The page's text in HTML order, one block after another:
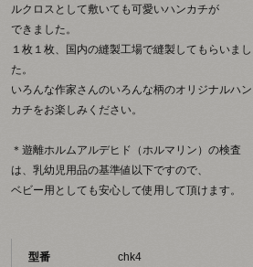
ルクロスとして敷いても可愛いハンカチが
できました。
１枚１枚、国内の縫製工場で縫製してもらいまし
た。
いろんな作家さんのいろんな柄のオリジナルハン
カチをお楽しみください。
＊遊離ホルムアルデヒド（ホルマリン）の検査
は、乳幼児用品の基準値以下ですので、
ベビー用としても安心して使用して頂けます。
型番 chk4